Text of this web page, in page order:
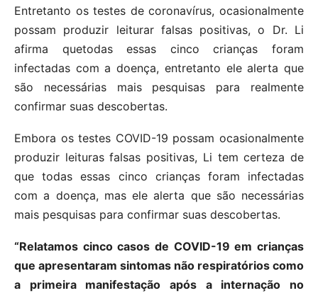
Entretanto os testes de coronavírus, ocasionalmente
possam produzir leiturar falsas positivas, o Dr. Li
afirma quetodas essas cinco crianças foram
infectadas com a doença, entretanto ele alerta que
são necessárias mais pesquisas para realmente
confirmar suas descobertas.
Embora os testes COVID-19 possam ocasionalmente
produzir leituras falsas positivas, Li tem certeza de
que todas essas cinco crianças foram infectadas
com a doença, mas ele alerta que são necessárias
mais pesquisas para confirmar suas descobertas.
“Relatamos cinco casos de COVID-19 em crianças
que apresentaram sintomas não respiratórios como
a primeira manifestação após a internação no